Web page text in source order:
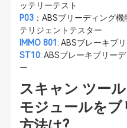
ッテリーテスト
P03：ABSブリーディング
テリジェントテスター
IMMO 801 : ABSブレーキブ
ST10: ABSブレーキブリー
ー
スキャン ツー
モジュールを